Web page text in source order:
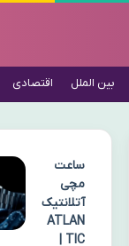
بین الملل اقتصادی
ساعت
مچی
آتلانتیک
ATLAN
TIC |